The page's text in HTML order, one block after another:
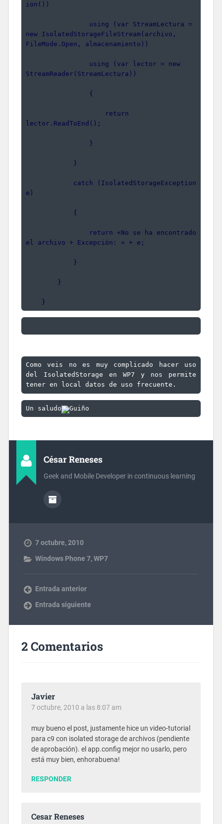
ion())
new IsolatedStorageFileStream(archivo,
FileMode.Open, almacenamiento))
StreamReader(StreamLectura))
                {
lector.ReadToEnd();
                }
            }
e)
            {
el archivo + Excepción: » + e;
            }
        }
    }
Como veis no es muy complicado hacer uso
del IsolatedStorage en WP7 y nos permite
tener en local datos de uso frecuente.
Un saludo
César Reneses
Geek and Mobile Developer in continuous learning
7 octubre, 2010
Windows Phone 7,WP7
Entrada anterior
Entrada siguiente
2 Comentarios
Javier
7 octubre, 2010 a las 8:07 am
muy bueno el post, justamente hice un video-tutorial
para c9 con isolated storage de archivos (pendiente
de aprobación). el app.config mejor no usarlo, pero
está muy bien, enhorabuena!
RESPONDER
Cesar Reneses